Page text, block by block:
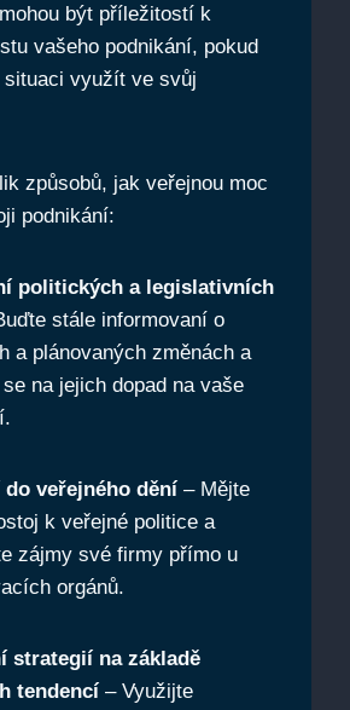
být příležitostí k
vašeho podnikání, pokud
situaci využít ve svůj
způsobů, jak veřejnou moc
podnikání:
politických a legislativních
stále informovaní o
a plánovaných změnách a
na jejich dopad na vaše
do veřejného dění – Mějte
k veřejné politice a
zájmy své firmy přímo u
orgánů.
strategií na základě
tendencí – Využijte